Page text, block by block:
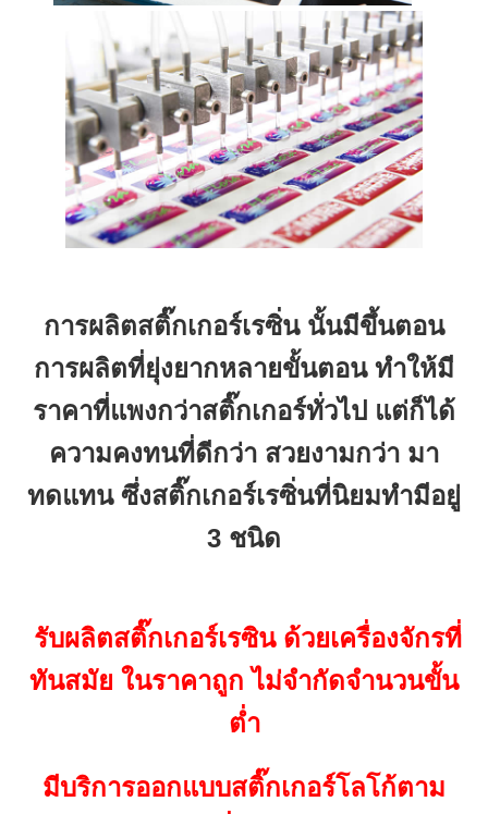
การผลิตสติ๊กเกอร์เรซิ่น นั้นมีขึ้นตอน
การผลิตที่ยุ่งยากหลายขั้นตอน ทำให้มี
ราคาที่แพงกว่าสติ๊กเกอร์ทั่วไป แต่ก็ได้
ความคงทนที่ดีกว่า สวยงามกว่า มา
ทดแทน ซึ่งสติ๊กเกอร์เรซิ่นที่นิยมทำมีอยู่
3 ชนิด
รับผลิตสติ๊กเกอร์เรซิน ด้วยเครื่องจักรที่
ทันสมัย ในราคาถูก ไม่จำกัดจำนวนขั้น
ต่ำ
มีบริการออกแบบสติ๊กเกอร์โลโก้ตาม